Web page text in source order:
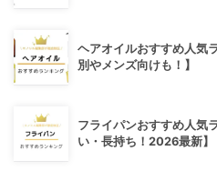
ヘアオイルおすすめ人気
別やメンズ向けも！】
フライパンおすすめ人気
い・長持ち！2026最新】